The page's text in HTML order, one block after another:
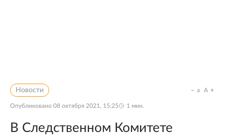
Новости
Опубликовано 08 октября 2021, 15:25 1 мин.
a A
В Следственном Комитете